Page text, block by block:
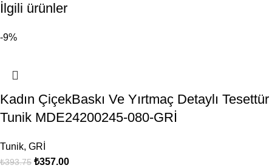
İlgili ürünler
-9%
Kadın ÇiçekBaskı Ve Yırtmaç Detaylı Tesettür
Tunik MDE24200245-080-GRİ
Tunik, GRİ
₺393.75 ₺357.00